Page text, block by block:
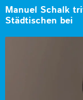
Manuel Schalk
Städtischen bei